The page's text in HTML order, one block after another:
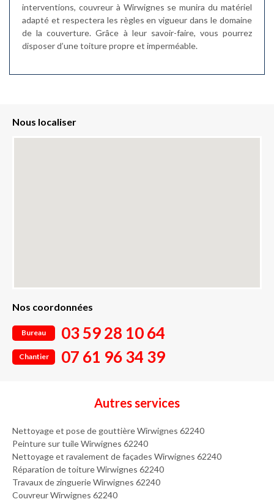
interventions, couvreur à Wirwignes se munira du matériel
adapté et respectera les règles en vigueur dans le domaine
de la couverture. Grâce à leur savoir-faire, vous pourrez
disposer d’une toiture propre et imperméable.
Nous localiser
Nos coordonnées
Bureau 03 59 28 10 64
Chantier 07 61 96 34 39
Autres services
Nettoyage et pose de gouttière Wirwignes 62240
Peinture sur tuile Wirwignes 62240
Nettoyage et ravalement de façades Wirwignes 62240
Réparation de toiture Wirwignes 62240
Travaux de zinguerie Wirwignes 62240
Couvreur Wirwignes 62240